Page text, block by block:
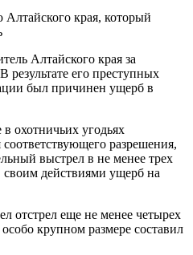
Алтайского края за
результате его преступных
был причинен ущерб в
охотничьих угодьях
разрешения,
выстрел в не менее трех
действиями ущерб на
отстрел еще не менее четырех
крупном размере составил